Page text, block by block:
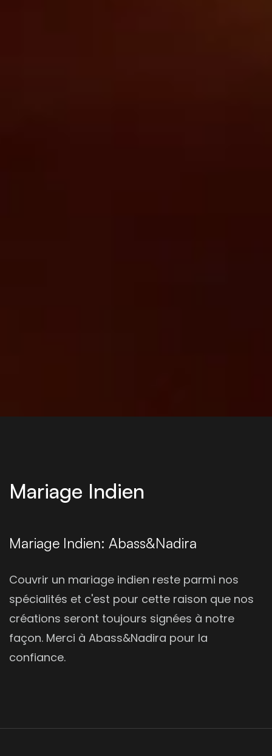
Mariage Indien
Mariage Indien: Abass&Nadira
Couvrir un mariage indien reste parmi nos
spécialités et c'est pour cette raison que nos
créations seront toujours signées à notre
façon. Merci à Abass&Nadira pour la
confiance.